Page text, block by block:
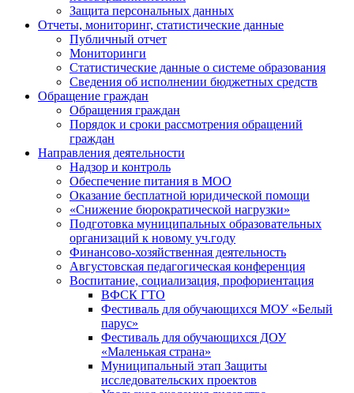
Защита персональных данных
Отчеты, мониторинг, статистические данные
Публичный отчет
Мониторинги
Статистические данные о системе образования
Сведения об исполнении бюджетных средств
Обращение граждан
Обращения граждан
Порядок и сроки рассмотрения обращений
граждан
Направления деятельности
Надзор и контроль
Обеспечение питания в МОО
Оказание бесплатной юридической помощи
«Снижение бюрократической нагрузки»
Подготовка муниципальных образовательных
организаций к новому уч.году
Финансово-хозяйственная деятельность
Августовская педагогическая конференция
Воспитание, социализация, профориентация
ВФСК ГТО
Фестиваль для обучающихся МОУ «Белый
парус»
Фестиваль для обучающихся ДОУ
«Маленькая страна»
Муниципальный этап Защиты
исследовательских проектов